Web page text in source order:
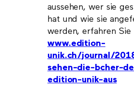
aussehen, wer sie
hat und wie sie
werden, erfahren Sie
www.edition-
unik.ch/journal/
sehen-die-bcher-
edition-unik-aus